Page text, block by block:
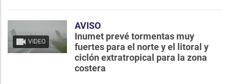
VIDEO
AVISO
Inumet prevé tormentas muy
fuertes para el norte y el litoral y
ciclón extratropical para la zona
costera